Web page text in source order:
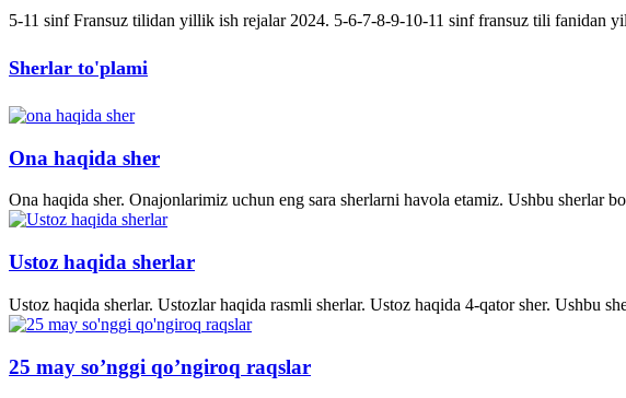
5-11 sinf Fransuz tilidan yillik ish rejalar 2024. 5-6-7-8-9-10-11 sinf fransuz tili fanidan
Sherlar to'plami
Ona haqida sher
Ona haqida sher. Onajonlarimiz uchun eng sara sherlarni havola etamiz. Ushbu sherlar
Ustoz haqida sherlar
Ustoz haqida sherlar. Ustozlar haqida rasmli sherlar. Ustoz haqida 4-qator sher. Ushbu
25 may so’nggi qo’ngiroq raqslar